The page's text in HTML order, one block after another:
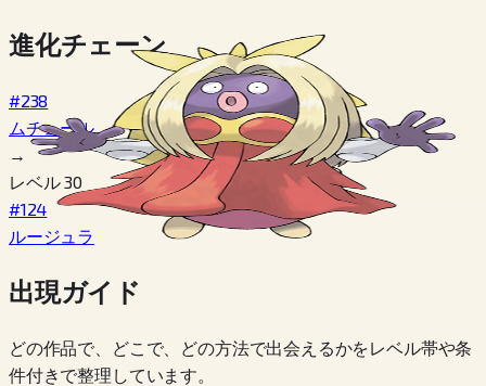
進化チェーン
#238
ムチュール
→
レベル 30
#124
ルージュラ
出現ガイド
どの作品で、どこで、どの方法で出会えるかをレベル帯や条
件付きで整理しています。